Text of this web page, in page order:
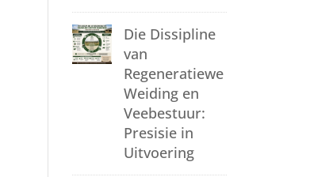
Die Dissipline
van
Regeneratiewe
Weiding en
Veebestuur:
Presisie in
Uitvoering